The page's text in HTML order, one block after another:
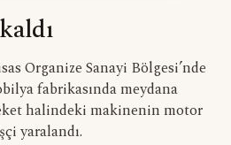
Organize Sanayi Bölgesi’nde
fabrikasında meydana
halindeki makinenin motor
yaralandı.